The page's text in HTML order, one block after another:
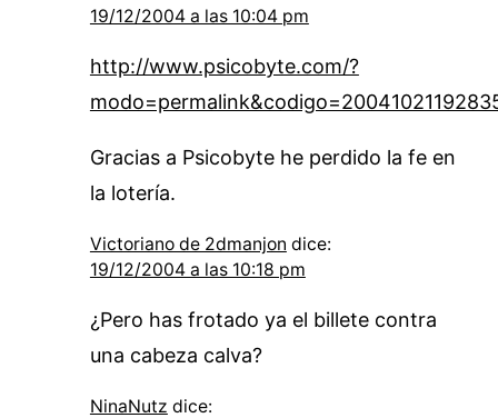
19/12/2004 a las 10:04 pm
http://www.psicobyte.com/?
Gracias a Psicobyte he perdido la fe en
la lotería.
Victoriano de 2dmanjon dice:
19/12/2004 a las 10:18 pm
¿Pero has frotado ya el billete contra
una cabeza calva?
NinaNutz dice: